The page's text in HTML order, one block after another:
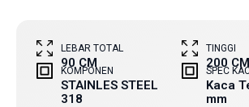
LEBAR TOTAL
90 CM
TINGGI
200 CM
KOMPONEN
STAINLES STEEL
318
SPEC
Kaca
mm